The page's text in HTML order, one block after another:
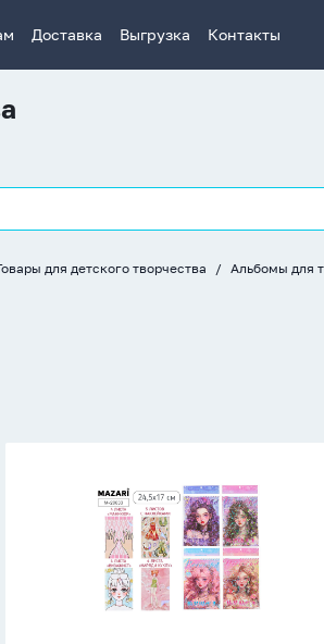
Доставка Выгрузка Контакты
для детского творчества Альбомы для
творчества
"Девочки"
наклейками,